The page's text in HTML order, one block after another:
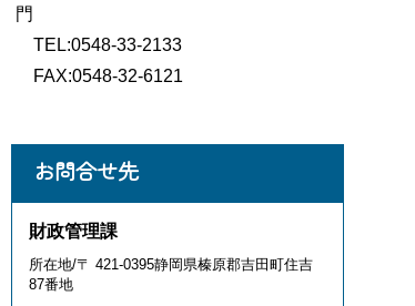
門
TEL:0548-33-2133
FAX:0548-32-6121
お問合せ先
財政管理課
所在地/〒 421-0395静岡県榛原郡吉田町住吉
87番地